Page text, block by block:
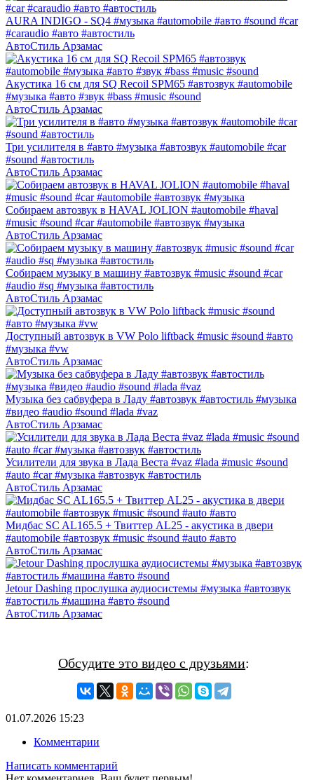
AURA INDIGO - SQ4 #музыка #automobile #авто #sound #car
#caraudio #авто #автостиль
АвтоСтиль Арзамас
Акустика 16 см для SQ Recoil SPM65 #автозвук #automobile
#музыка #авто #звук #bass #music #sound
АвтоСтиль Арзамас
Три усилителя в #авто #музыка #автозвук #automobile #car
#sound #автостиль
АвтоСтиль Арзамас
Собираем автозвук в HAVAL JOLION #automobile #haval
#music #sound #car #automobile #автозвук #музыка
АвтоСтиль Арзамас
Собираем музыку в машину #автозвук #music #sound #car
#audio #sq #музыка #автостиль
АвтоСтиль Арзамас
Доступный автозвук в VW Polo liftback #music #sound #авто
#музыка #vw
АвтоСтиль Арзамас
Музыка без сабвуфера в Ладу #автозвук #автостиль #музыка
#видео #audio #sound #lada #vaz
АвтоСтиль Арзамас
Усилители для звука в Лада Веста #vaz #lada #music #sound
#auto #car #музыка #автозвук #автостиль
АвтоСтиль Арзамас
Мидбас SC AL165.5 + Твиттер AL25 - акустика в двери
#automobile #автозвук #music #sound #auto #авто
АвтоСтиль Арзамас
Jetour Dashing прослушка аудиосистемы #музыка #автозвук
#автостиль #машина #авто #sound
АвтоСтиль Арзамас
Обсудите это видео с друзьями:
01.07.2026 15:23
Комментарии
Написать комментарий